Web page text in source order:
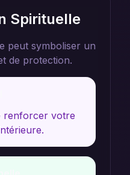
Spirituelle
peut symboliser un
de protection.
renforcer votre